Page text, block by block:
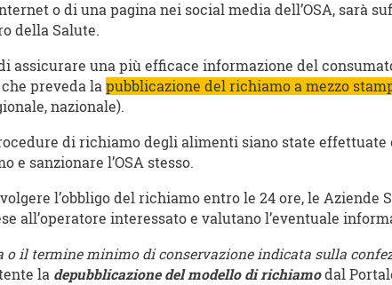
o di una pagina nei social media dell’OSA, sarà
della Salute.
assicurare una più efficace informazione del
preveda lapubblicazione del richiamo a mezzo
nazionale).
di richiamo degli alimenti siano state
e sanzionare l’OSA stesso.
l’obbligo del richiamo entro le 24 ore, le Aziende
all’operatore interessato e valutano l’eventuale
o il termine minimo di conservazione indicata sulla
la depubblicazione del modello di richiamodal